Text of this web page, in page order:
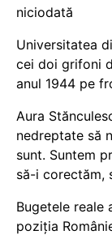
niciodată
Universitatea
cei doi grifoni
anul 1944 pe
Aura
nedreptate să
sunt. Suntem
să-i corectăm,
Bugetele reale
poziția